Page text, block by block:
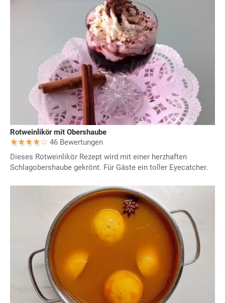
Rotweinlikör mit Obershaube
46 Bewertungen
Dieses Rotweinlikör Rezept wird mit einer herzhaften
Schlagobershaube gekrönt. Für Gäste ein toller Eyecatcher.